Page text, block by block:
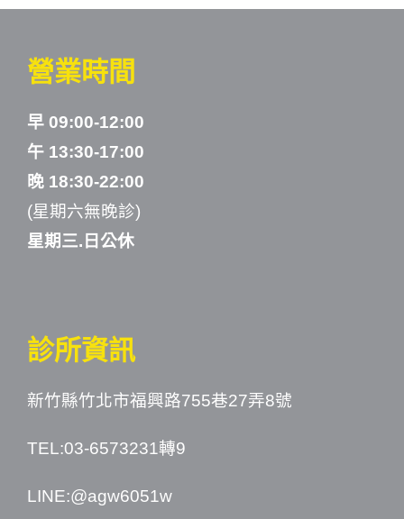
營業時間
早 09:00-12:00
午 13:30-17:00
晚 18:30-22:00
(星期六無晚診)
星期三.日公休
診所資訊
新竹縣竹北市福興路755巷27弄8號
TEL:03-6573231轉9
LINE:@agw6051w